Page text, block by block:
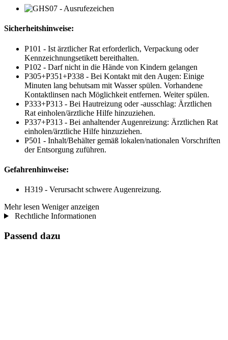
Sicherheitshinweise:
P101 - Ist ärztlicher Rat erforderlich, Verpackung oder
Kennzeichnungsetikett bereithalten.
P102 - Darf nicht in die Hände von Kindern gelangen
P305+P351+P338 - Bei Kontakt mit den Augen: Einige
Minuten lang behutsam mit Wasser spülen. Vorhandene
Kontaktlinsen nach Möglichkeit entfernen. Weiter spülen.
P333+P313 - Bei Hautreizung oder -ausschlag: Ärztlichen
Rat einholen/ärztliche Hilfe hinzuziehen.
P337+P313 - Bei anhaltender Augenreizung: Ärztlichen Rat
einholen/ärztliche Hilfe hinzuziehen.
P501 - Inhalt/Behälter gemäß lokalen/nationalen Vorschriften
der Entsorgung zuführen.
Gefahrenhinweise:
H319 - Verursacht schwere Augenreizung.
Mehr lesen Weniger anzeigen
Rechtliche Informationen
Passend dazu